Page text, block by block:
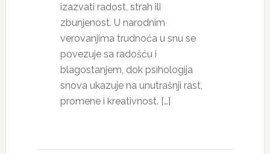
izazvati radost, strah ili
zbunjenost. U narodnim
verovanjima trudnoća u snu se
povezuje sa radošću i
blagostanjem, dok psihologija
snova ukazuje na unutrašnji rast,
promene i kreativnost. […]